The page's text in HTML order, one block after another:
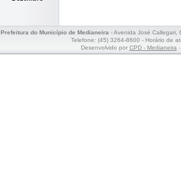
Prefeitura do Município de Medianeira- Avenida José Callegari,
Telefone: (45) 3264-8600 - Horário de
Desenvolvido por CPD - Medianeira-